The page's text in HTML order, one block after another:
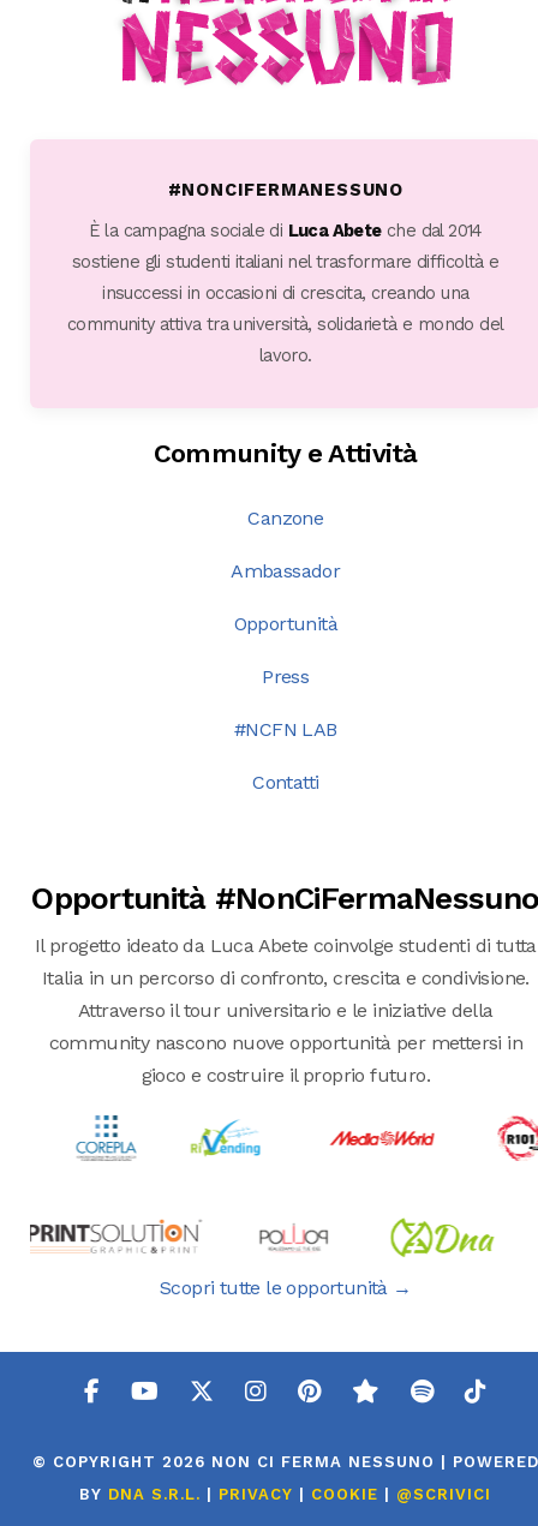
#NONCIFERMANESSUNO
È la campagna sociale di Luca Abeteche dal 2014
sostiene gli studenti italiani nel trasformare difficoltà e
insuccessi in occasioni di crescita, creando una
community attiva tra università, solidarietà e mondo del
lavoro.
Community e Attività
Canzone
Ambassador
Opportunità
Press
#NCFN LAB
Contatti
Opportunità
Il progetto ideato da Luca Abete coinvolge studenti di tutta
Italia in un percorso di confronto, crescita e condivisione.
Attraverso il tour universitario e le iniziative della
community nascono nuove opportunità per mettersi in
gioco e costruire il proprio futuro.
Scopri tutte le opportunità →
© COPYRIGHT 2026 NON CI FERMA NESSUNO | POWERED
BY DNA S.R.L. PRIVACY COOKIE @SCRIVICI